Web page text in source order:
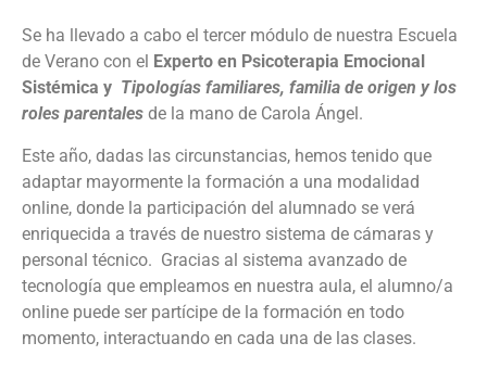
Se ha llevado a cabo el tercer módulo de nuestra Escuela
de Verano con el Experto en Psicoterapia Emocional
Sistémica y Tipologías familiares, familia de origen y los
roles parentales de la mano de Carola Ángel.
Este año, dadas las circunstancias, hemos tenido que
adaptar mayormente la formación a una modalidad
online, donde la participación del alumnado se verá
enriquecida a través de nuestro sistema de cámaras y
personal técnico. Gracias al sistema avanzado de
tecnología que empleamos en nuestra aula, el alumno/a
online puede ser partícipe de la formación en todo
momento, interactuando en cada una de las clases.